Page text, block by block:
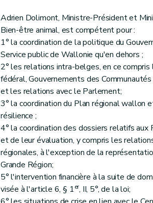
Adrien Dolimont, Ministre-Président et
Bien-être animal, est compétent pour :
1° la coordination de la politique du
Service public de Wallonie qu'en dehors ;
2° les relations intra-belges, en ce
fédéral, Gouvernements des
et les relations avec le Parlement;
3° la coordination du Plan régional wallon
résilience ;
4° la coordination des dossiers relatifs
et de leur évaluation, y compris les
régionales, à l'exception de la
Grande Région;
5° l'intervention financière à la suite de
visée à l'article 6, § 1er, II, 5°, de la loi;